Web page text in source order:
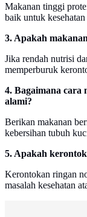
Makanan tinggi
baik untuk
3. Apakah
Jika rendah nutrisi
memperburuk
4. Bagaimana cara
alami?
Berikan makanan
kebersihan tubuh
5. Apakah
Kerontokan ringan
masalah kesehatan